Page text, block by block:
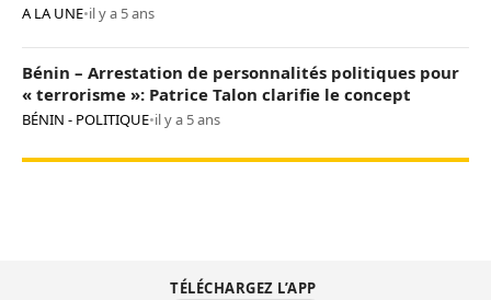
A LA UNE•il y a 5 ans
Bénin – Arrestation de personnalités politiques pour
« terrorisme »: Patrice Talon clarifie le concept
BÉNIN - POLITIQUE•il y a 5 ans
TÉLÉCHARGEZ L’APP